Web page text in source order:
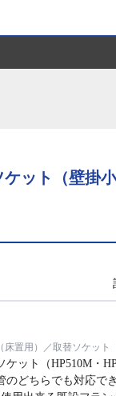
ット（壁掛小
置用）／取替ソケット
ケット（HP510M・
のどちらでも対応で